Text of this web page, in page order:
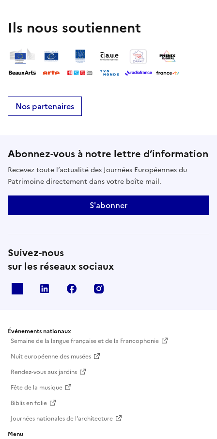
Ils nous soutiennent
Nos partenaires
Abonnez-vous à notre lettre d’information
Recevez toute l’actualité des Journées Européennes du
Patrimoine directement dans votre boîte mail.
S'abonner
Suivez-nous
sur les réseaux sociaux
Linkedin Facebook
Événements nationaux
Semaine de la langue française et de la Francophonie
Nuit européenne des musées
Rendez-vous aux jardins
Fête de la musique
Biblis en folie
Journées nationales de l'architecture
Menu